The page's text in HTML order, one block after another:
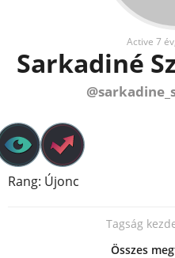
Active 7
Sarkadiné
Rang: Újonc
Tagság
Összes